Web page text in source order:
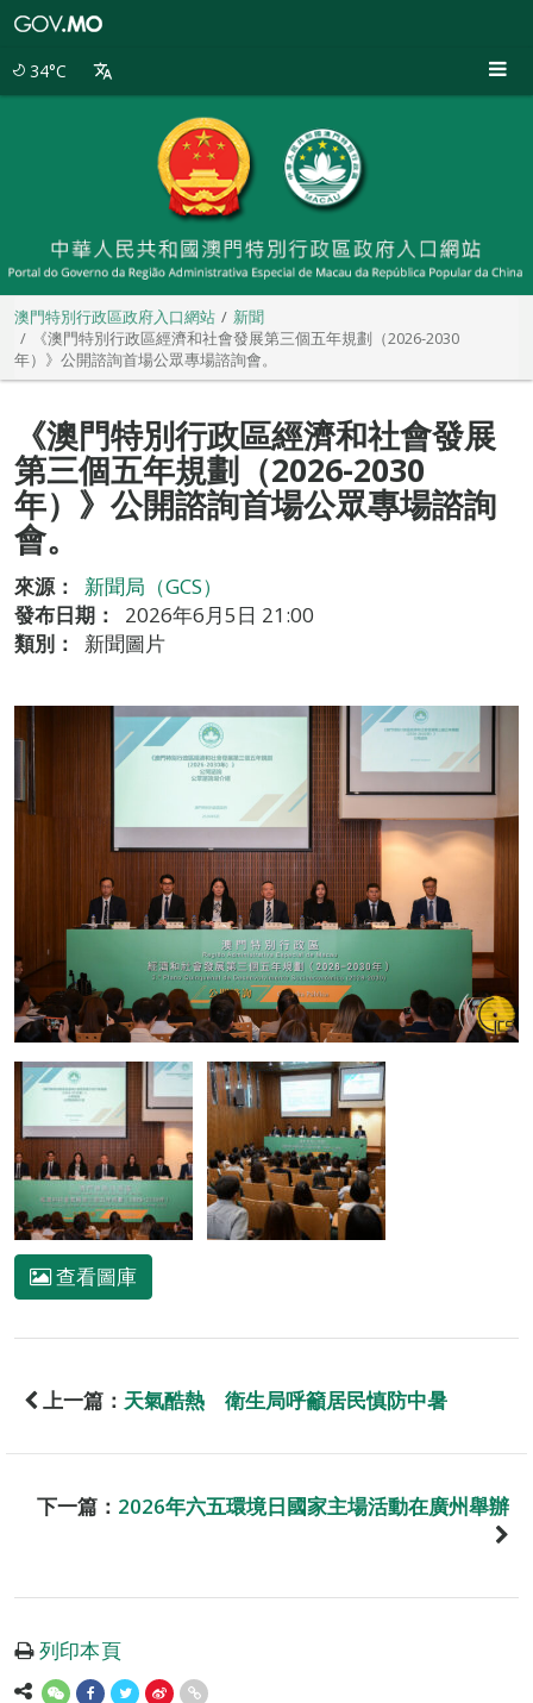
34°C
澳門特別行政區政府入口網站
新聞
《澳門特別行政區經濟和社會發展第三個五年規劃（2026-2030
年）》公開諮詢首場公眾專場諮詢會。
《澳門特別行政區經濟和社會發展
第三個五年規劃（2026-2030
年）》公開諮詢首場公眾專場諮詢
會。
來源：
新聞局（GCS）
發布日期：
2026年6月5日 21:00
類別：
新聞圖片
查看圖庫
上一篇： 天氣酷熱 衛生局呼籲居民慎防中暑
下一篇： 2026年六五環境日國家主場活動在廣州舉辦
列印本頁